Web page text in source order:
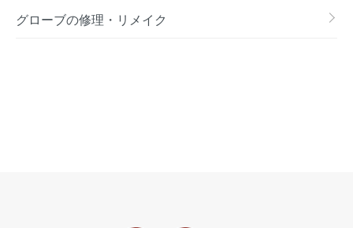
グローブの修理・リメイク